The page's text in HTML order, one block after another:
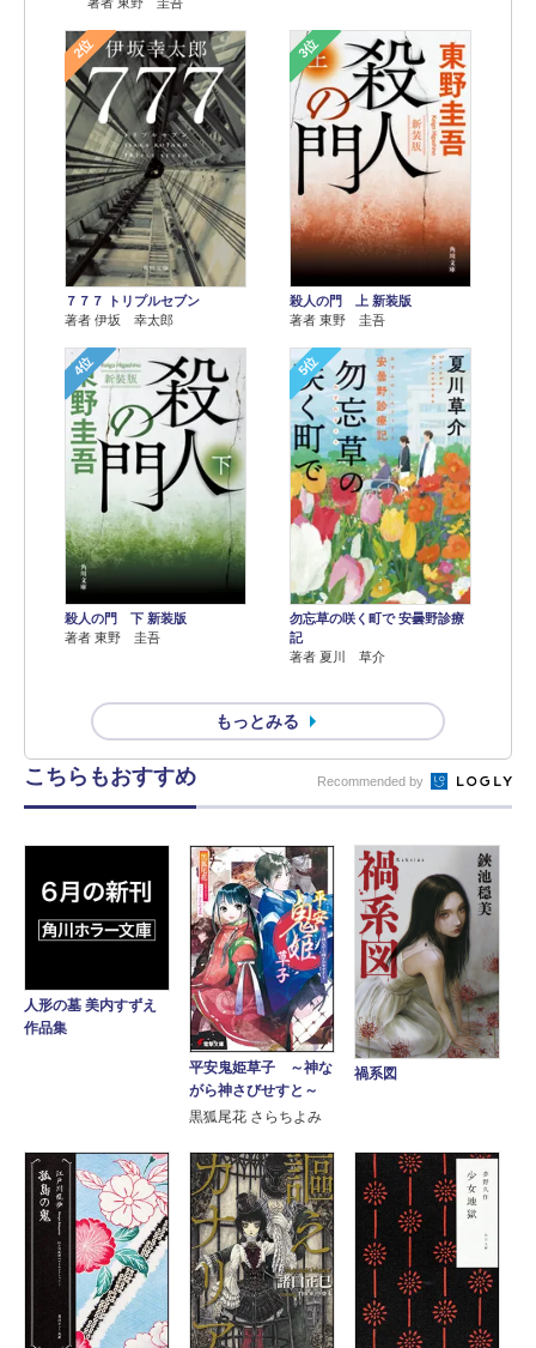
著者 東野 圭吾
2位
７７７ トリプルセブン
著者 伊坂 幸太郎
3位
殺人の門 上 新装版
著者 東野 圭吾
4位
殺人の門 下 新装版
著者 東野 圭吾
5位
勿忘草の咲く町で 安曇野診療
記
著者 夏川 草介
もっとみる
こちらもおすすめ Recommended by
人形の墓 美内すずえ
作品集
平安鬼姫草子 ～神な
がら神さびせすと～
黒狐尾花 さらちよみ
禍系図